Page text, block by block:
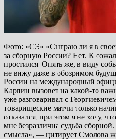
Фото: «СЭ» «Сыграю ли я в
за сборную России? Нет. К
простился. Опять же, в виду
не вижу даже в обозримом
России на международный
Карпин вызовет на какой-то
уже разговаривал с
товарищеские матчи только
отказался, при этом я не хочу,
мне безразлична судьба
смысла», — цитирует Смолова